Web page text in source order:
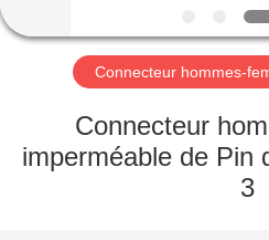
DE
NOUS
VISITE
D'USINE
Connecteur hommes-
Connecteur
imperméable de Pin
3